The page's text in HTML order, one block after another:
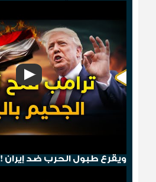
ويقرع طبول الحرب ضد إيران !